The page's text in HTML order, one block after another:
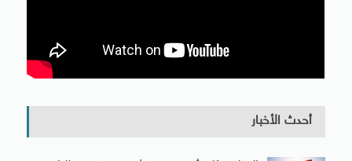
أحدث الأخبار